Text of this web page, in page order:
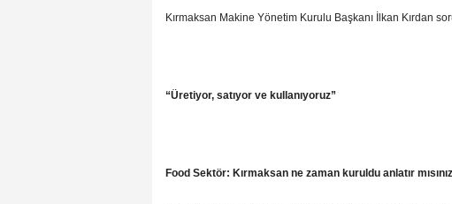
Kırmaksan Makine Yönetim Kurulu Başkanı İlkan Kırdan
“Üretiyor, satıyor ve kullanıyoruz”
Food Sektör: Kırmaksan ne zaman kuruldu anlatır